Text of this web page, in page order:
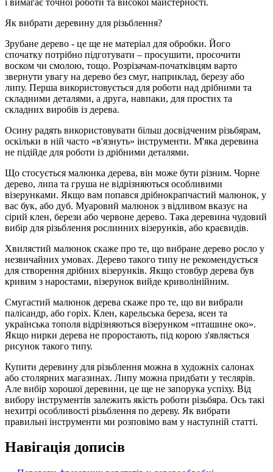
Як вибрати деревину для різьблення?
Зрубане дерево - це ще не матеріал для обробки. Його
спочатку потрібно підготувати – просушити, просочити
воском чи смолою, тощо. Розрізачам-початківцям варто
звернути увагу на дерево без смуг, наприклад, березу або
липу. Перша використовується для роботи над дрібними та
складними деталями, а друга, навпаки, для простих та
складних виробів із дерева.
Осину радять використовувати більш досвідченим різьбярам,
оскільки в ній часто «в'язнуть» інструменти. М'яка деревина
не підійде для роботи із дрібними деталями.
Що стосується малюнка дерева, він може бути різним. Чорне
дерево, липа та груша не відрізняються особливими
візерунками. Якщо вам попався дрібнокрапчастий малюнок, у
вас бук, або дуб. Муаровий малюнок з відливом вказує на
сірий клен, берези або червоне дерево. Така деревина чудовий
вибір для різьблення рослинних візерунків, або краєвидів.
Хвилястий малюнок скаже про те, що вибране дерево росло у
незвичайних умовах. Дерево такого типу не рекомендується
для створення дрібних візерунків. Якщо стовбур дерева був
кривим з наростами, візерунок вийде криволінійним.
Смугастий малюнок дерева скаже про те, що ви вибрали
палісандр, або горіх. Клен, карельська береза, ясен та
українська тополя відрізняються візерунком «пташине око».
Якщо нирки дерева не проростають, під корою з'являється
рисунок такого типу.
Купити деревину для різьблення можна в художніх салонах
або столярних магазинах. Липу можна придбати у теслярів.
Але вибір хорошої деревини, це ще не запорука успіху. Від
вибору інструментів залежить якість роботи різьбяра. Ось такі
нехитрі особливості різьблення по дереву. Як вибрати
правильні інструменти ми розповімо вам у наступній статті.
Навігація дописів